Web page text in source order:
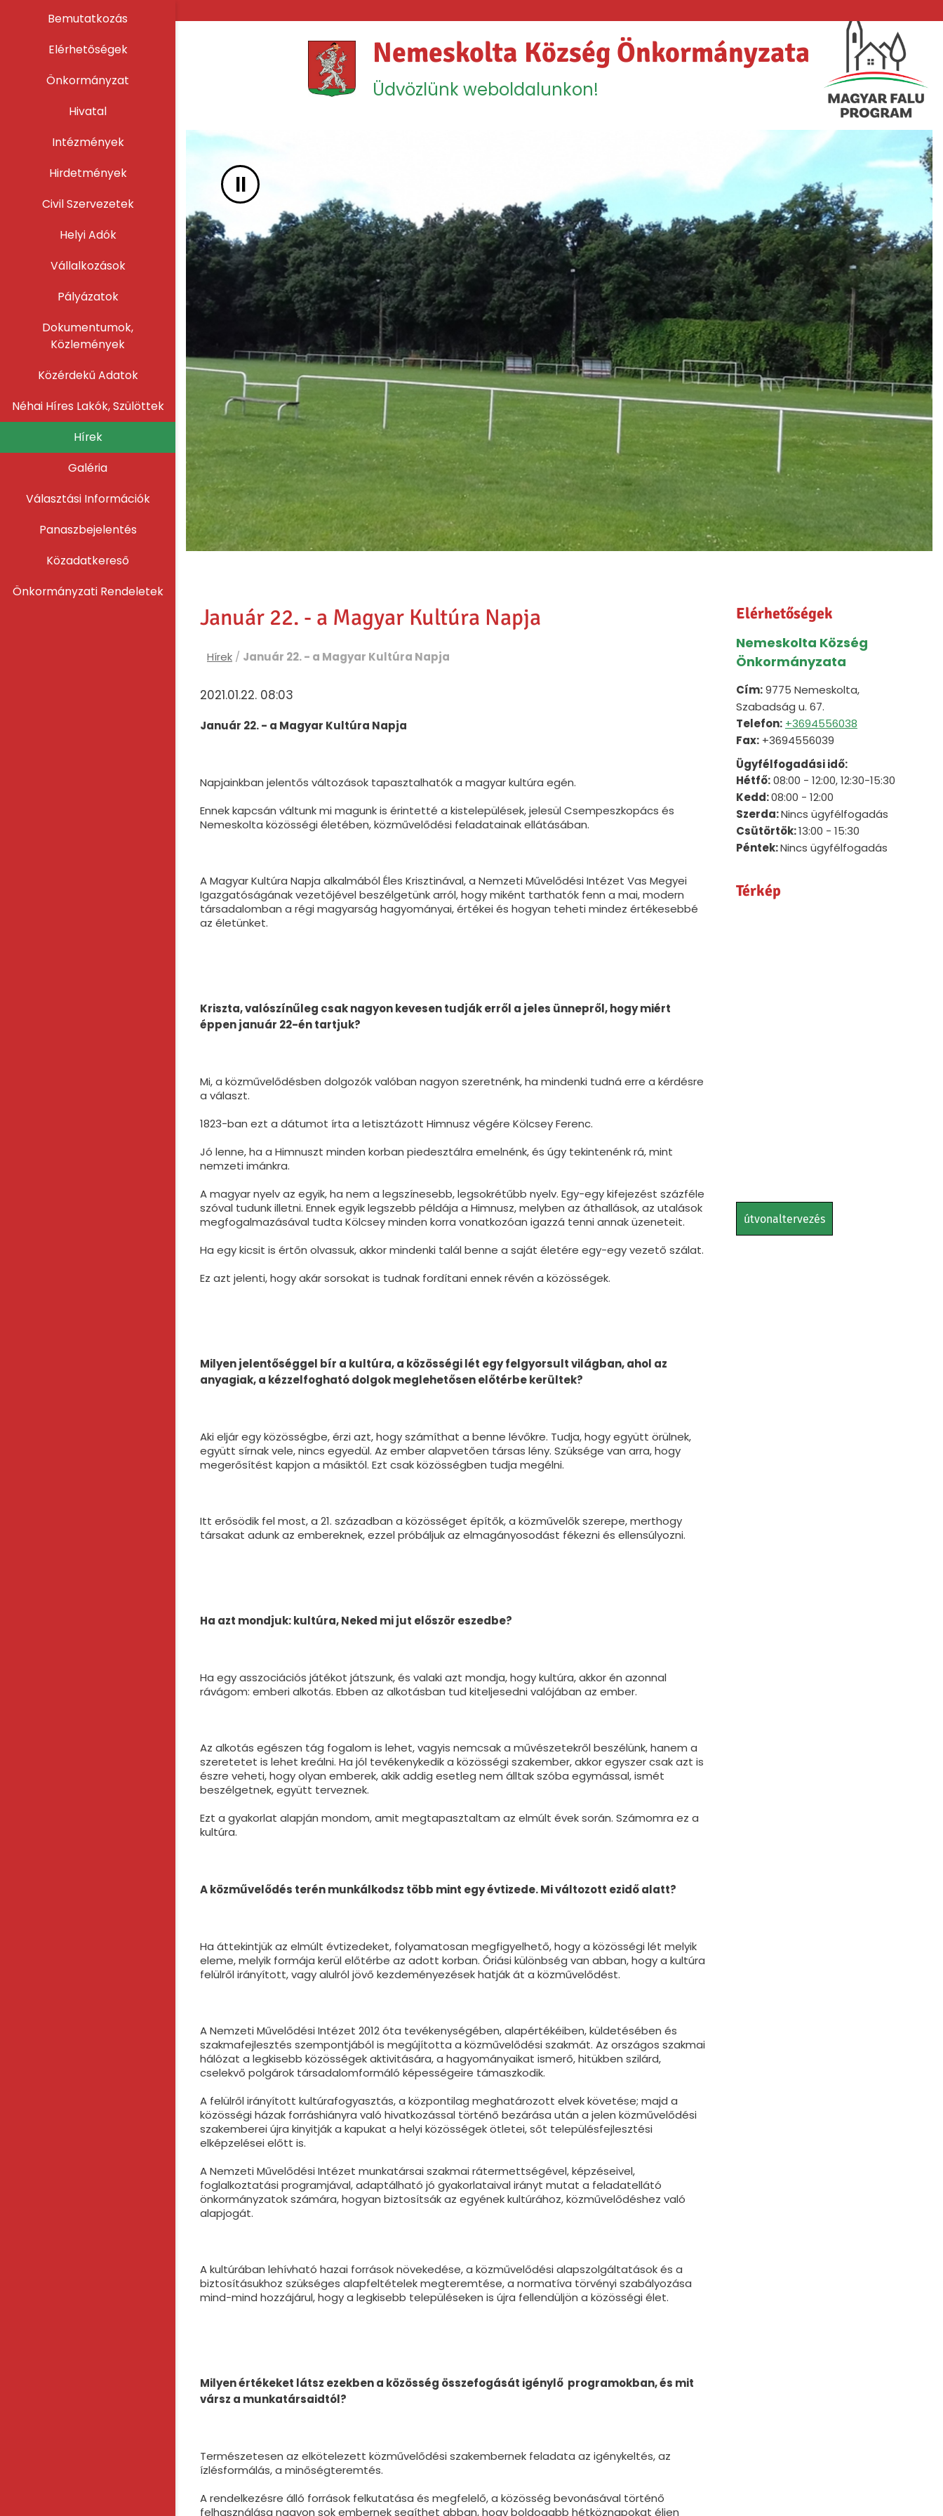
Bemutatkozás
Elérhetőségek
Önkormányzat
Hivatal
Intézmények
Hirdetmények
Civil Szervezetek
Helyi Adók
Vállalkozások
Pályázatok
Dokumentumok,
Közlemények
Közérdekű Adatok
Néhai Híres Lakók, Szülöttek
Hírek
Galéria
Választási Információk
Panaszbejelentés
Közadatkereső
Önkormányzati Rendeletek
Nemeskolta Község Önkormányzata
Üdvözlünk weboldalunkon!
II
Elérhetőségek
Nemeskolta Község
Önkormányzata
Cím:9775 Nemeskolta,
Szabadság u. 67.
Telefon: +3694556038
Fax: +3694556039
Ügyfélfogadási idő:
Hétfő:08:00 - 12:00, 12:30-15:30
Kedd:08:00 - 12:00
Szerda:Nincs ügyfélfogadás
Csütörtök:13:00 - 15:30
Péntek:Nincs ügyfélfogadás
Térkép
útvonaltervezés
Január 22. - a Magyar Kultúra Napja
Hírek / Január 22. - a Magyar Kultúra Napja
2021.01.22. 08:03
Január 22. - a Magyar Kultúra Napja
Napjainkban jelentős változások tapasztalhatók a magyar kultúra egén.
Ennek kapcsán váltunk mi magunk is érintetté a kistelepülések, jelesül Csempeszkopács és
Nemeskolta közösségi életében, közművelődési feladatainak ellátásában.
A Magyar Kultúra Napja alkalmából Éles Krisztinával, a Nemzeti Művelődési Intézet Vas Megyei
Igazgatóságának vezetőjével beszélgetünk arról, hogy miként tarthatók fenn a mai, modern
társadalomban a régi magyarság hagyományai, értékei és hogyan teheti mindez értékesebbé
az életünket.
Kriszta, valószínűleg csak nagyon kevesen tudják erről a jeles ünnepről, hogy miért
éppen január 22-én tartjuk?
Mi, a közművelődésben dolgozók valóban nagyon szeretnénk, ha mindenki tudná erre a kérdésre
a választ.
1823-ban ezt a dátumot írta a letisztázott Himnusz végére Kölcsey Ferenc.
Jó lenne, ha a Himnuszt minden korban piedesztálra emelnénk, és úgy tekintenénk rá, mint
nemzeti imánkra.
A magyar nyelv az egyik, ha nem a legszínesebb, legsokrétűbb nyelv. Egy-egy kifejezést százféle
szóval tudunk illetni. Ennek egyik legszebb példája a Himnusz, melyben az áthallások, az utalások
megfogalmazásával tudta Kölcsey minden korra vonatkozóan igazzá tenni annak üzeneteit.
Ha egy kicsit is értőn olvassuk, akkor mindenki talál benne a saját életére egy-egy vezető szálat.
Ez azt jelenti, hogy akár sorsokat is tudnak fordítani ennek révén a közösségek.
Milyen jelentőséggel bír a kultúra, a közösségi lét egyfelgyorsult világban, ahol az
anyagiak, a kézzelfogható dolgok meglehetősen előtérbe kerültek?
Aki eljár egy közösségbe, érzi azt, hogy számíthat a benne lévőkre. Tudja, hogy együtt örülnek,
együtt sírnak vele, nincs egyedül. Az ember alapvetően társas lény. Szüksége van arra, hogy
megerősítést kapjon a másiktól. Ezt csak közösségben tudja megélni.
Itt erősödik fel most, a 21. században a közösséget építők, a közművelők szerepe, merthogy
társakat adunk az embereknek, ezzel próbáljuk az elmagányosodást fékezni és ellensúlyozni.
Ha azt mondjuk: kultúra, Neked mi jut először eszedbe?
Ha egy asszociációs játékot játszunk, és valaki azt mondja, hogy kultúra, akkor én azonnal
rávágom: emberi alkotás. Ebben az alkotásban tud kiteljesedni valójában az ember.
Az alkotás egészen tág fogalom is lehet, vagyis nemcsak a művészetekről beszélünk, hanem a
szeretetet is lehet kreálni. Ha jól tevékenykedik a közösségi szakember, akkor egyszer csak azt is
észre veheti, hogy olyan emberek, akik addig esetleg nem álltak szóba egymással, ismét
beszélgetnek, együtt terveznek.
Ezt a gyakorlat alapján mondom, amit megtapasztaltam az elmúlt évek során. Számomra ez a
kultúra.
A közművelődés terén munkálkodsz több mint egy évtizede. Mi változott ezidő alatt?
Ha áttekintjük az elmúlt évtizedeket, folyamatosan megfigyelhető, hogy a közösségi lét melyik
eleme, melyik formája kerül előtérbe az adott korban. Óriási különbség van abban, hogy a kultúra
felülről irányított, vagy alulról jövő kezdeményezések hatják át a közművelődést.
A Nemzeti Művelődési Intézet 2012 óta tevékenységében, alapértékéiben, küldetésében és
szakmafejlesztés szempontjából is megújította a közművelődési szakmát. Az országos szakmai
hálózat a legkisebb közösségek aktivitására, a hagyományaikat ismerő, hitükben szilárd,
cselekvő polgárok társadalomformáló képességeire támaszkodik.
A felülről irányított kultúrafogyasztás, a központilag meghatározott elvek követése; majd a
közösségi házak forráshiányra való hivatkozással történő bezárása után a jelen közművelődési
szakemberei újra kinyitják a kapukat a helyi közösségek ötletei, sőt településfejlesztési
elképzelései előtt is.
A Nemzeti Művelődési Intézet munkatársai szakmai rátermettségével, képzéseivel,
foglalkoztatási programjával, adaptálható jó gyakorlataival irányt mutat a feladatellátó
önkormányzatok számára, hogyan biztosítsák az egyének kultúrához, közművelődéshez való
alapjogát.
A kultúrában lehívható hazai források növekedése, a közművelődési alapszolgáltatások és a
biztosításukhoz szükséges alapfeltételek megteremtése, a normatíva törvényi szabályozása
mind-mind hozzájárul, hogy a legkisebb településeken is újra fellendüljön a közösségi élet.
Milyenértékeket látsz ezekben a közösség összefogását igénylő programokban, és mit
vársz a munkatársaidtól?
Természetesen az elkötelezett közművelődési szakembernek feladata az igénykeltés, az
ízlésformálás, a minőségteremtés.
A rendelkezésre álló források felkutatása és megfelelő, a közösség bevonásával történő
felhasználása nagyon sok embernek segíthet abban, hogy boldogabb hétköznapokat éljen